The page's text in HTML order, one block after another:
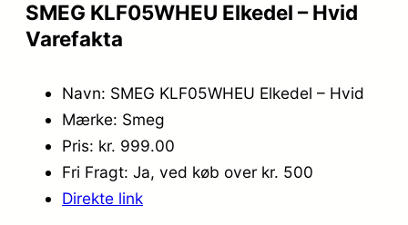
SMEG KLF05WHEU Elkedel – Hvid
Varefakta
Navn: SMEG KLF05WHEU Elkedel – Hvid
Mærke: Smeg
Pris: kr. 999.00
Fri Fragt: Ja, ved køb over kr. 500
Direkte link